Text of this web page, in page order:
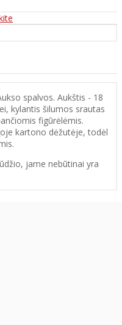
spalvos. Aukštis - 18
kylantis šilumos srautas
figūrėlėmis.
kartono dėžutėje, todėl
jame nebūtinai yra